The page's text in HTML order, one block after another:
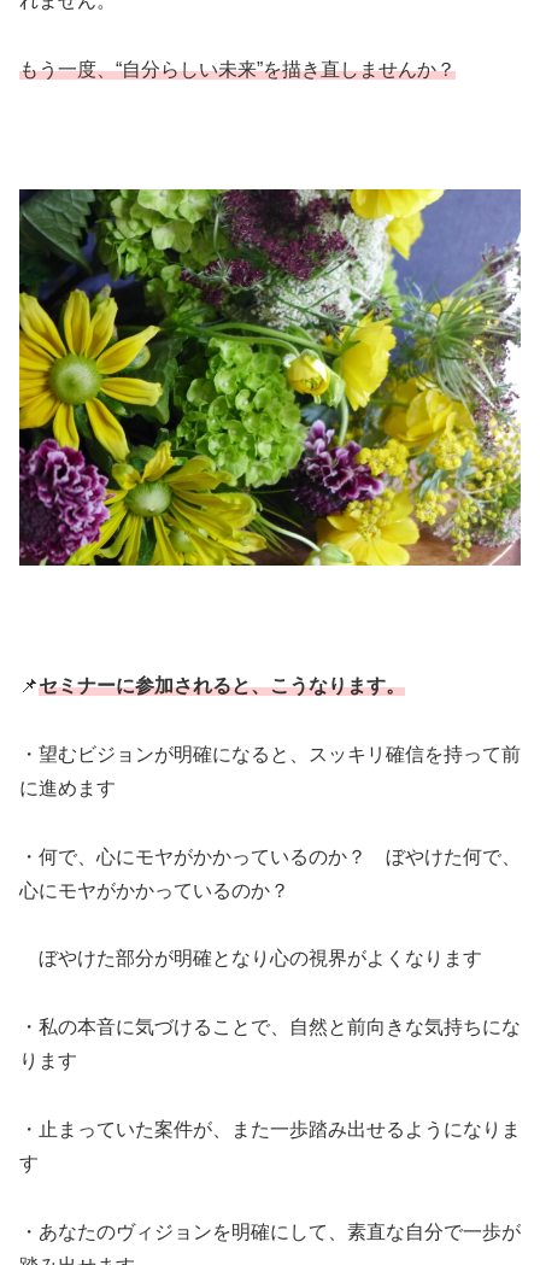
もう一度、“自分らしい未来”を描き直しませんか？
📌セミナーに参加されると、こうなります。
・望むビジョンが明確になると、スッキリ確信を持って前
に進めます
・何で、心にモヤがかかっているのか？ ぼやけた何で、
心にモヤがかかっているのか？
ぼやけた部分が明確となり心の視界がよくなります
・私の本音に気づけることで、自然と前向きな気持ちにな
ります
・止まっていた案件が、また一歩踏み出せるようになりま
す
・あなたのヴィジョンを明確にして、素直な自分で一歩が